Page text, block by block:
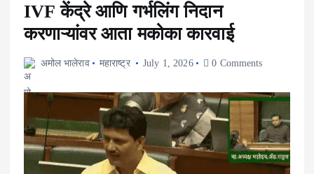
IVF केंद्रे आणि गर्भलिंग निदान
करणाऱ्यांवर आता मकोका कारवाई
अमोल भालेराव महाराष्ट्र July 1, 2026 0 Comments